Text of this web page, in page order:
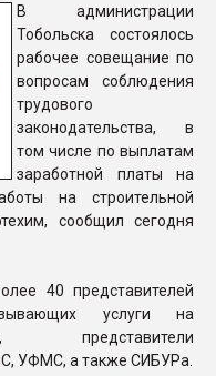
В администрации
Тобольска состоялось
рабочее совещание по
вопросам соблюдения
трудового
законодательства, в
том числе по выплатам
заработной платы на
на строительной
сообщил сегодня
40 представителей
услуги на
представители
УФМС, а также СИБУРа.